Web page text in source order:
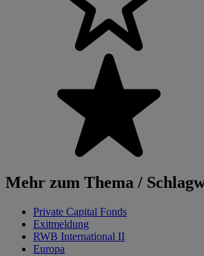
Mehr zum Thema /
Private Capital Fonds
Exitmeldung
RWB International II
Europa